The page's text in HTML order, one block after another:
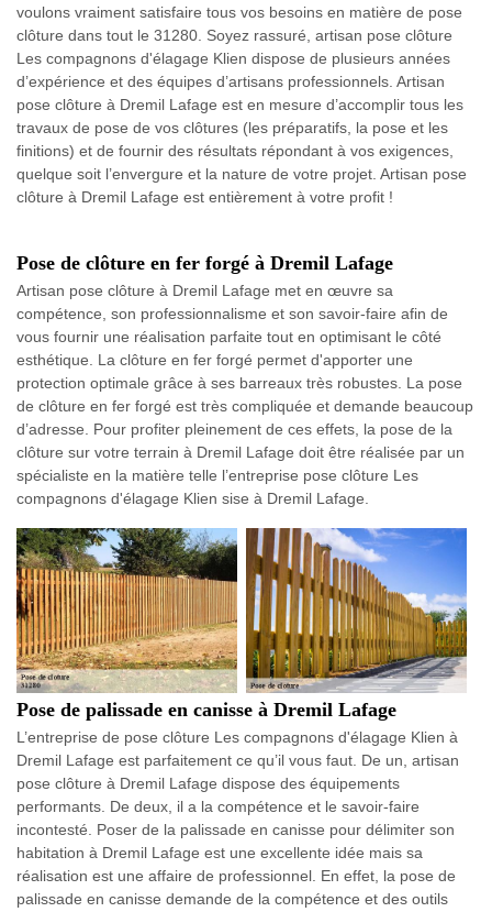
voulons vraiment satisfaire tous vos besoins en matière de pose
clôture dans tout le 31280. Soyez rassuré, artisan pose clôture
Les compagnons d'élagage Klien dispose de plusieurs années
d’expérience et des équipes d’artisans professionnels. Artisan
pose clôture à Dremil Lafage est en mesure d’accomplir tous les
travaux de pose de vos clôtures (les préparatifs, la pose et les
finitions) et de fournir des résultats répondant à vos exigences,
quelque soit l’envergure et la nature de votre projet. Artisan pose
clôture à Dremil Lafage est entièrement à votre profit !
Pose de clôture en fer forgé à Dremil Lafage
Artisan pose clôture à Dremil Lafage met en œuvre sa
compétence, son professionnalisme et son savoir-faire afin de
vous fournir une réalisation parfaite tout en optimisant le côté
esthétique. La clôture en fer forgé permet d'apporter une
protection optimale grâce à ses barreaux très robustes. La pose
de clôture en fer forgé est très compliquée et demande beaucoup
d’adresse. Pour profiter pleinement de ces effets, la pose de la
clôture sur votre terrain à Dremil Lafage doit être réalisée par un
spécialiste en la matière telle l’entreprise pose clôture Les
compagnons d'élagage Klien sise à Dremil Lafage.
Pose de palissade en canisse à Dremil Lafage
L’entreprise de pose clôture Les compagnons d'élagage Klien à
Dremil Lafage est parfaitement ce qu’il vous faut. De un, artisan
pose clôture à Dremil Lafage dispose des équipements
performants. De deux, il a la compétence et le savoir-faire
incontesté. Poser de la palissade en canisse pour délimiter son
habitation à Dremil Lafage est une excellente idée mais sa
réalisation est une affaire de professionnel. En effet, la pose de
palissade en canisse demande de la compétence et des outils